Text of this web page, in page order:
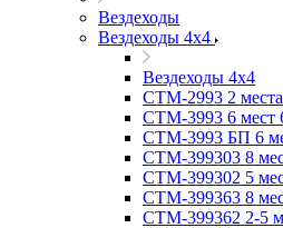
Вездеходы
Вездеходы 4х4
Вездеходы 4х4
СТМ-2993 2
СТМ-3993 6 мест
СТМ-3993 БП 6
СТМ-399303 8
СТМ-399302 5
СТМ-399363 8
СТМ-399362 2-5